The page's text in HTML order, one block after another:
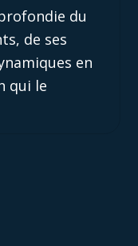
du
de ses
en
qui le